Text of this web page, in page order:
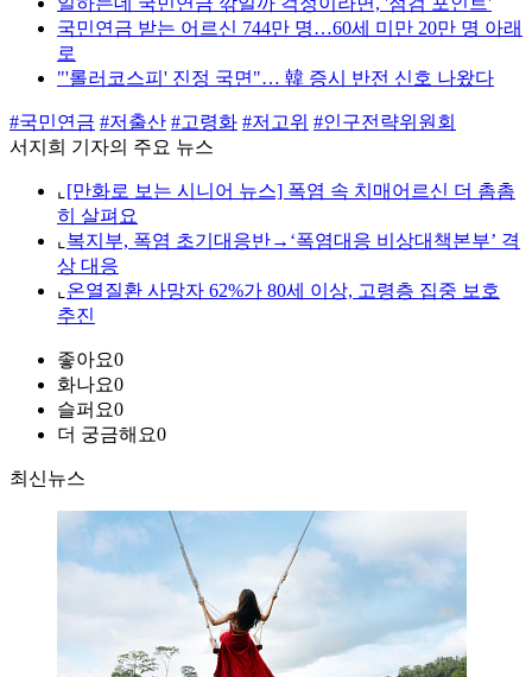
국민연금 받는 어르신 744만 명…60세 미만 20만 명 아래
로
"'롤러코스피' 진정 국면"… 韓 증시 반전 신호 나왔다
#국민연금 #저출산 #고령화 #저고위 #인구전략위원회
서지희 기자의 주요 뉴스
⌞ [만화로 보는 시니어 뉴스] 폭염 속 치매어르신 더 촘촘
히 살펴요
⌞ 복지부, 폭염 초기대응반→‘폭염대응 비상대책본부’ 격
상 대응
⌞ 온열질환 사망자 62%가 80세 이상, 고령층 집중 보호
추진
좋아요0
화나요0
슬퍼요0
더 궁금해요0
최신뉴스